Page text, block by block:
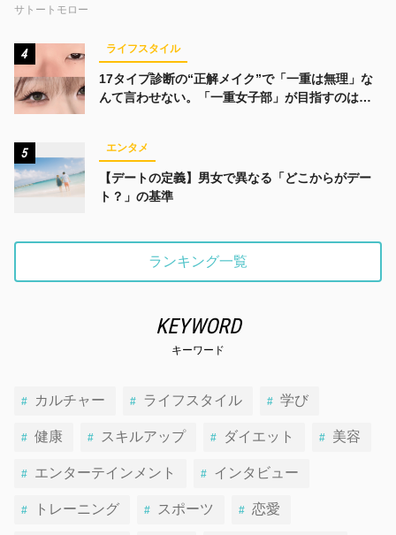
サトートモロー
4 ライフスタイル
17タイプ診断の“正解メイク”で「一重は無理」な
んて言わせない。「一重女子部」が目指すのは、
5 エンタメ
【デートの定義】男女で異なる「どこからがデー
ト？」の基準
ランキング一覧
KEYWORD
キーワード
カルチャー ライフスタイル 学び
健康 スキルアップ ダイエット 美容
エンターテインメント インタビュー
トレーニング スポーツ 恋愛